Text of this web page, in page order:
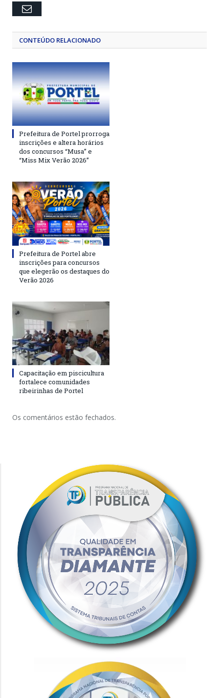
Email
CONTEÚDO RELACIONADO
Prefeitura de Portel prorroga
inscrições e altera horários
dos concursos “Musa” e
“Miss Mix Verão 2026”
Prefeitura de Portel abre
inscrições para concursos
que elegerão os destaques do
Verão 2026
Capacitação em piscicultura
fortalece comunidades
ribeirinhas de Portel
Os comentários estão fechados.